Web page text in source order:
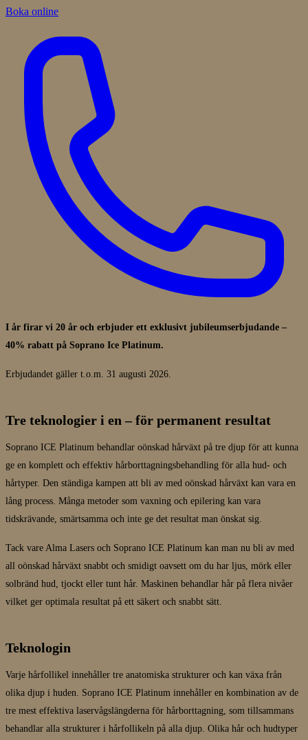
Boka online
I år firar vi 20 år och erbjuder ett exklusivt jubileumserbjudande –
40% rabatt på Soprano Ice Platinum.
Erbjudandet gäller t.o.m. 31 augusti 2026.
Tre teknologier i en – för permanent resultat
Soprano ICE Platinum behandlar oönskad hårväxt på tre djup för att kunna
ge en komplett och effektiv hårborttagningsbehandling för alla hud- och
hårtyper. Den ständiga kampen att bli av med oönskad hårväxt kan vara en
lång process. Många metoder som vaxning och epilering kan vara
tidskrävande, smärtsamma och inte ge det resultat man önskat sig.
Tack vare Alma Lasers och Soprano ICE Platinum kan man nu bli av med
all oönskad hårväxt snabbt och smidigt oavsett om du har ljus, mörk eller
solbränd hud, tjockt eller tunt hår. Maskinen behandlar hår på flera nivåer
vilket ger optimala resultat på ett säkert och snabbt sätt.
Teknologin
Varje hårfollikel innehåller tre anatomiska strukturer och kan växa från
olika djup i huden. Soprano ICE Platinum innehåller en kombination av de
tre mest effektiva laservågslängderna för hårborttagning, som tillsammans
behandlar alla strukturer i hårfollikeln på alla djup. Olika hår och hudtyper